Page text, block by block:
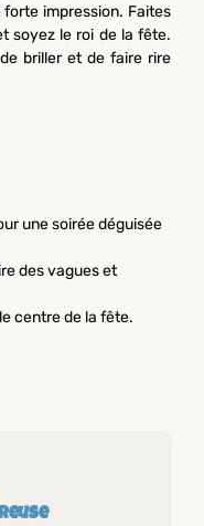
impression. Faites
soyez le roi de la fête.
briller et de faire rire
une soirée déguisée
des vagues et
centre de la fête.